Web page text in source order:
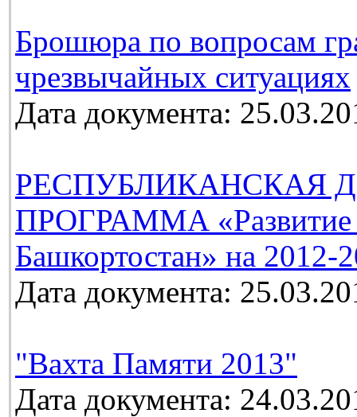
Брошюра по вопросам
чрезвычайных ситуациях
Дата документа:
РЕСПУБЛИКАНСКАЯ
ПРОГРАММА «Развитие
Башкортостан» на 2012-
Дата документа:
"Вахта Памяти 2013"
Дата документа: